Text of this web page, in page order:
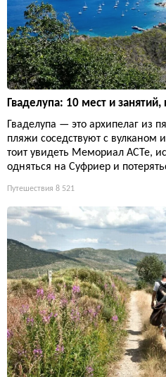
Гваделупа: 10 мест и
Гваделупа — это архипелаг из
пляжи соседствуют с
тоит увидеть Мемориал ACTe,
одняться на Суфриер и
Путешествия 8 521